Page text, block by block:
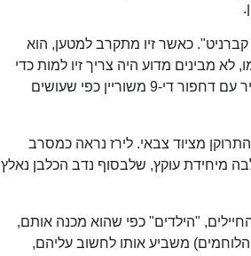
קברניט". כאשר זיו מתקרב למטען, הוא
לא מבינים מדוע היה צריך זיו למות כדי
לנסות נוהל מיותר ומסוכן (המטרה הייתה לחקור את המטען, במקום לחרוש את הציר עם דחפור די-9 משוריין כפי שעושים
מציוד צבאי. לירז נראה כמסרב
מיחידת עוקץ, שלבסוף נדב הכלבן נאלץ
"הילדים" כפי שהוא מכנה אותם,
משביע אותו לחשוב עליהם,